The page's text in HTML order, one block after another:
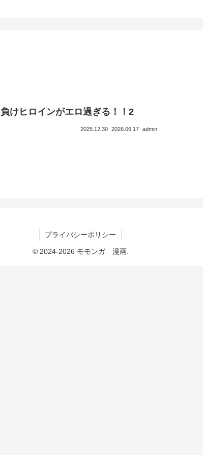
負けヒロインがエロ過ぎる！！2
2025.12.30 2026.06.17 admin
プライバシーポリシー
© 2024-2026 モモンガ 漫画.